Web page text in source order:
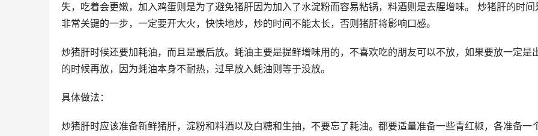
失，吃着会更嫩，加入鸡蛋则是为了避免猪肝因为加入了水淀粉而容易粘锅，料酒则是去腥增味。 炒猪肝的时间
非常关键的一步，一定要开大火，快快地炒，炒的时间不能太长，否则猪肝将影响口感。
炒猪肝时候还要加耗油，而且是最后放。蚝油主要是提鲜增味用的，不喜欢吃的朋友可以不放，如果要放一定是
的时候再放，因为蚝油本身不耐热，过早放入蚝油则等于没放。
具体做法：
炒猪肝时应该准备新鲜猪肝，淀粉和料酒以及白糖和生抽，不要忘了耗油。都要适量准备一些青红椒，各准备一